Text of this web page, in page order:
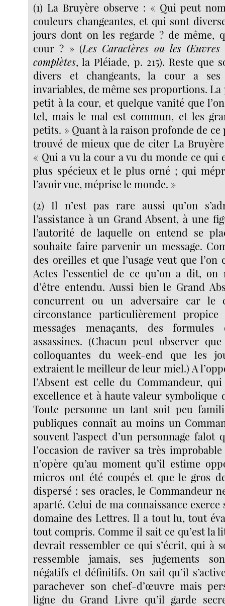
(1) La Bruyère observe : « Qui peut
couleurs changeantes, et qui sont
jours dont on les regarde ? de même,
cour ? » (Les Caractères ou les Œuvres
complètes, la Pléiade, p. 215). Reste que
divers et changeants, la cour a
invariables, de même ses proportions. La
petit à la cour, et quelque vanité que
tel, mais le mal est commun, et les
petits. » Quant à la raison profonde de ce
trouvé de mieux que de citer La
« Qui a vu la cour a vu du monde ce qui
plus spécieux et le plus orné ; qui
l’avoir vue, méprise le monde. »
(2) Il n’est pas rare aussi qu’on
l’assistance à un Grand Absent, à une
l’autorité de laquelle on entend se
souhaite faire parvenir un message.
des oreilles et que l’usage veut que l’on
Actes l’essentiel de ce qu’on a dit, on
d’être entendu. Aussi bien le Grand
concurrent ou un adversaire car le
circonstance particulièrement
messages menaçants, des
assassines. (Chacun peut observer
colloquantes du week-end que les
extraient le meilleur de leur miel.) A
l’Absent est celle du Commandeur,
excellence et à haute valeur symbolique
Toute personne un tant soit peu
publiques connaît au moins un
souvent l’aspect d’un personnage falot
l’occasion de raviver sa très
n’opère qu’au moment qu’il estime
micros ont été coupés et que le gros de
dispersé : ses oracles, le Commandeur
aparté. Celui de ma connaissance exerce
domaine des Lettres. Il a tout lu, tout
tout compris. Comme il sait ce qu’est la
devrait ressembler ce qui s’écrit, qui à
ressemble jamais, ses jugements
négatifs et définitifs. On sait qu’il
parachever son chef-d’œuvre mais
ligne du Grand Livre qu’il garde